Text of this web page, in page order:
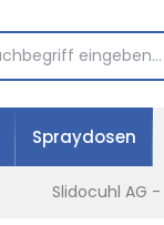
Spraydosen
Slidocuhl AG